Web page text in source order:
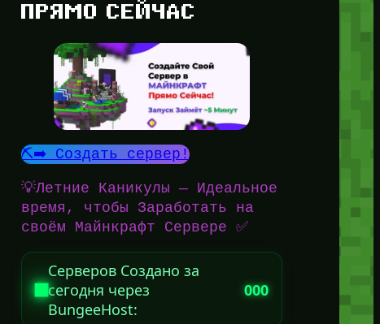
ПРЯМО СЕЙЧАС
⛏️➡️ Создать сервер!
💡Летние Каникулы — Идеальное
время, чтобы Заработать на
своём Майнкрафт Сервере ✅
Серверов Создано за
сегодня через
BungeeHost:
000